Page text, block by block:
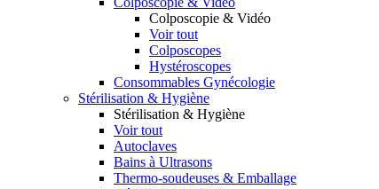
Colposcopie & Vidéo
Voir tout
Colposcopes
Hystéroscopes
Consommables Gynécologie
Stérilisation & Hygiène
Stérilisation & Hygiène
Voir tout
Autoclaves
Bains à Ultrasons
Thermo-soudeuses & Emballage